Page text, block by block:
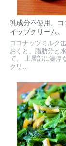
乳成分不使用、コ
イップクリーム。
ココナッツミルク
おくと、脂肪分と
て、 上層部に濃厚
クリ...